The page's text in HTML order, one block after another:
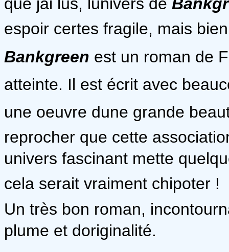
espoir certes fragile, mais
Bankgreen est un roman de
atteinte. Il est écrit avec
une oeuvre dune grande
reprocher que cette
univers fascinant mette
cela serait vraiment chipoter !
Un très bon roman,
plume et doriginalité.